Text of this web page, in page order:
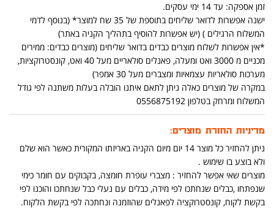
זמן אספקה: עד 14 ימי עסקים.
ישנה אפשרות לדואר שליחים בתוספת של 35 שח למוצר* (בנוסף לדמי
המשלוח הרגילים ) (יש אפשרות להוסיף בתהליך הקניה באתר)
*אין אפשרות לשלוח מוצרים כבדים בדואר שליחים (מוצרים כבדים: ממירים
מכניים מ 3000 ואט ומעלה, פאנלים סולאריים מעל 40 ואט, קונסטרוקציות,
מערכות סולאריות עצמאיות ומצברים מעל 30 אמפר)
במקרה של מוצרים כאלה ניתן לתאם איתנו הובלה בעלות משתנה לפי גודל
המשלוח ומרחק בטלפון 0556875192
מדיניות החזרת מוצרים:
ניתן להחזיר כל מוצר 14 יום מיום הקניה באריזתו המקורית כאשר הוא שלם
ולא בוצע בו שימוש .
מוצרים שאי אפשר להחזיר : מצברי עופרת חומצה, בקבוקים עם חומר כימי
שנפתחו ,כבלים שנחתכו לפי מידה, כבלים עם נעלי כבל שנחתכו והוכנו לפי
בקשת לקוח, קונסטרוקציה לפאנלים שהוזמנה ונחתכה לפי בקשת הלקוח.